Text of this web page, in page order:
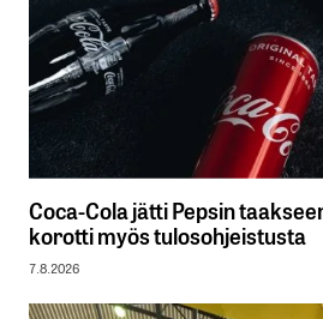
Coca-Cola jätti Pepsin
korotti myös tulosohjeistusta
7.8.2026